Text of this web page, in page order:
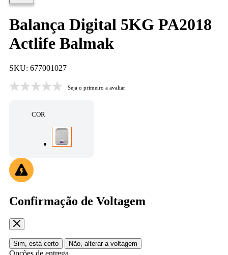
Balança Digital 5KG PA2018
Actlife Balmak
SKU: 677001027
Seja o primeiro a avaliar
Confirmação de Voltagem
Sim, está certo Não, alterar a voltagem
COR
Opções de entrega